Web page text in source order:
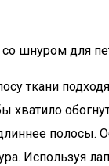
со шнуром для
ткани
хватило
полосы.
Используя